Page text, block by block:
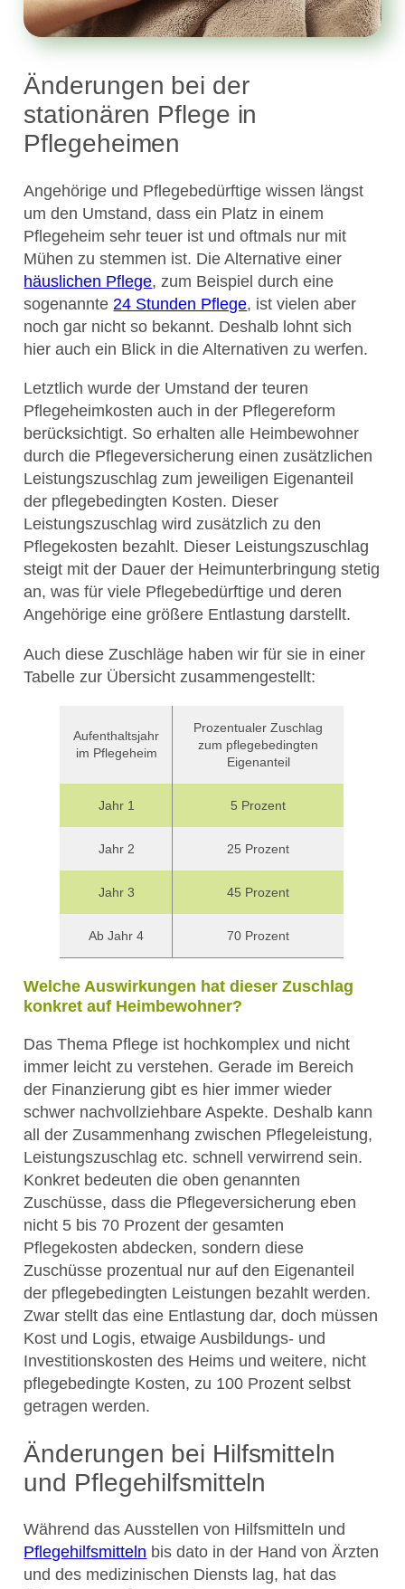
Änderungen bei der
stationären Pflege in
Pflegeheimen
Angehörige und Pflegebedürftige wissen längst
um den Umstand, dass ein Platz in einem
Pflegeheim sehr teuer ist und oftmals nur mit
Mühen zu stemmen ist. Die Alternative einer
häuslichen Pflege, zum Beispiel durch eine
sogenannte 24 Stunden Pflege, ist vielen aber
noch gar nicht so bekannt. Deshalb lohnt sich
hier auch ein Blick in die Alternativen zu werfen.
Letztlich wurde der Umstand der teuren
Pflegeheimkosten auch in der Pflegereform
berücksichtigt. So erhalten alle Heimbewohner
durch die Pflegeversicherung einen zusätzlichen
Leistungszuschlag zum jeweiligen Eigenanteil
der pflegebedingten Kosten. Dieser
Leistungszuschlag wird zusätzlich zu den
Pflegekosten bezahlt. Dieser Leistungszuschlag
steigt mit der Dauer der Heimunterbringung stetig
an, was für viele Pflegebedürftige und deren
Angehörige eine größere Entlastung darstellt.
Auch diese Zuschläge haben wir für sie in einer
Tabelle zur Übersicht zusammengestellt:
Aufenthaltsjahr
im Pflegeheim
Prozentualer Zuschlag
zum pflegebedingten
Eigenanteil
Jahr 1 5 Prozent
Jahr 2 25 Prozent
Jahr 3 45 Prozent
Ab Jahr 4 70 Prozent
Welche Auswirkungen hat dieser Zuschlag
konkret auf Heimbewohner?
Das Thema Pflege ist hochkomplex und nicht
immer leicht zu verstehen. Gerade im Bereich
der Finanzierung gibt es hier immer wieder
schwer nachvollziehbare Aspekte. Deshalb kann
all der Zusammenhang zwischen Pflegeleistung,
Leistungszuschlag etc. schnell verwirrend sein.
Konkret bedeuten die oben genannten
Zuschüsse, dass die Pflegeversicherung eben
nicht 5 bis 70 Prozent der gesamten
Pflegekosten abdecken, sondern diese
Zuschüsse prozentual nur auf den Eigenanteil
der pflegebedingten Leistungen bezahlt werden.
Zwar stellt das eine Entlastung dar, doch müssen
Kost und Logis, etwaige Ausbildungs- und
Investitionskosten des Heims und weitere, nicht
pflegebedingte Kosten, zu 100 Prozent selbst
getragen werden.
Änderungen bei Hilfsmitteln
und Pflegehilfsmitteln
Während das Ausstellen von Hilfsmitteln und
Pflegehilfsmitteln bis dato in der Hand von Ärzten
und des medizinischen Diensts lag, hat das